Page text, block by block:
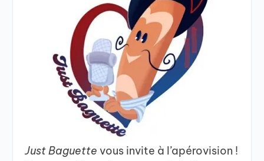
Just Baguettevous invite à l’apérovision !